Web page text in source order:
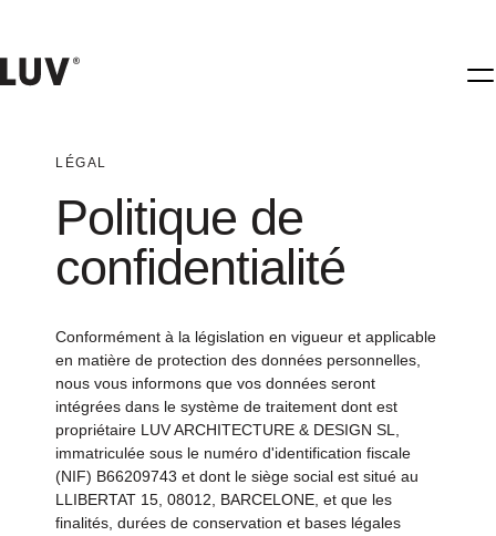
LÉGAL
Politique de
confidentialité
Conformément à la législation en vigueur et applicable
en matière de protection des données personnelles,
nous vous informons que vos données seront
intégrées dans le système de traitement dont est
propriétaire LUV ARCHITECTURE & DESIGN SL,
immatriculée sous le numéro d'identification fiscale
(NIF) B66209743 et dont le siège social est situé au
LLIBERTAT 15, 08012, BARCELONE, et que les
finalités, durées de conservation et bases légales